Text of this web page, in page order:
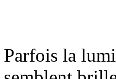
Parfois la